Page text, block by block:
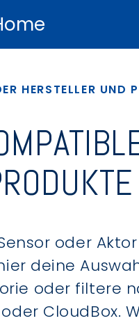
HERSTELLER UND
oder
deine
oder filtere
CloudBox.